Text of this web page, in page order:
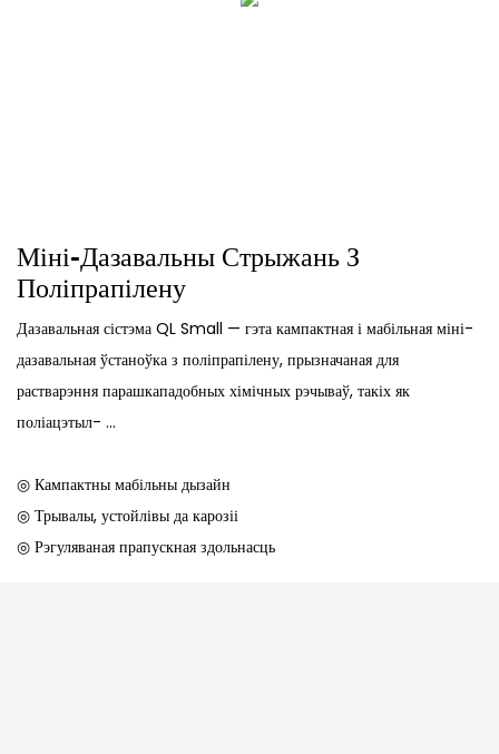
Міні-Дазавальны Стрыжань З
Поліпрапілену
Дазавальная сістэма QL Small — гэта кампактная і мабільная міні-
дазавальная ўстаноўка з поліпрапілену, прызначаная для
растварэння парашкападобных хімічных рэчываў, такіх як
поліацэтыл- ...
◎ Кампактны мабільны дызайн
◎ Трывалы, устойлівы да карозіі
◎ Рэгуляваная прапускная здольнасць